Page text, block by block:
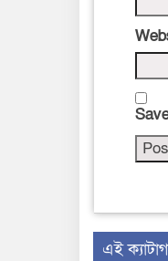
‍এই